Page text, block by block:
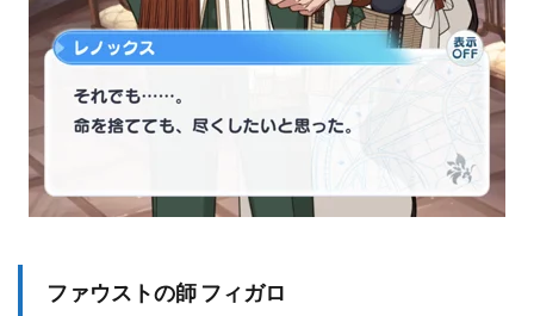
削
除
さ
た
ア
レ
記
憶
ファウストの師 フィガロ